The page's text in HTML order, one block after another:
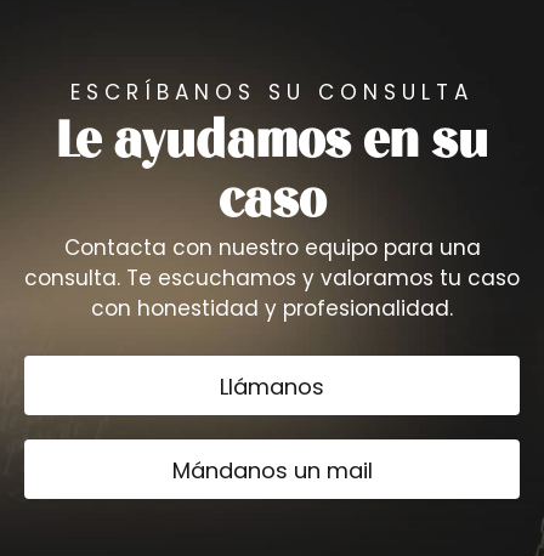
ESCRÍBANOS SU CONSULTA
Le ayudamos en su
caso
Contacta con nuestro equipo para una
consulta. Te escuchamos y valoramos tu caso
con honestidad y profesionalidad.
Llámanos
Mándanos un mail